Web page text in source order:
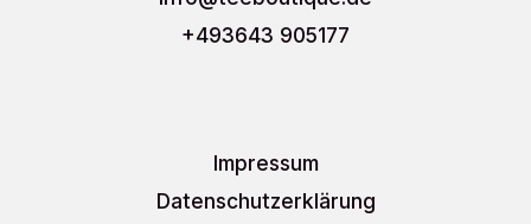
+493643 905177
Impressum
Datenschutzerklärung